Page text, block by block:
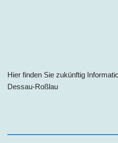
Hier finden Sie zukünftig
Dessau-Roßlau